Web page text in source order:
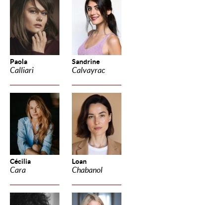
Paola
Calliari
Sandrine
Calvayrac
Cécilia
Cara
Loan
Chabanol